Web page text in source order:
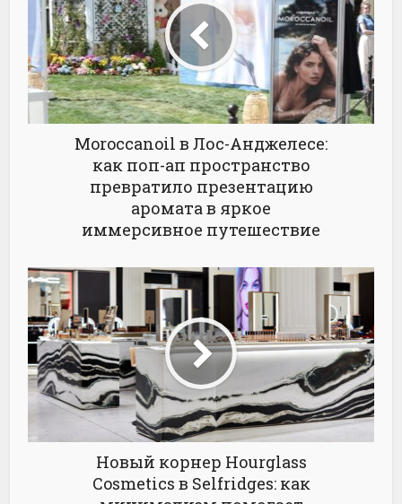
Moroccanoil в Лос-Анджелесе:
как поп-ап пространство
превратило презентацию
аромата в яркое
иммерсивное путешествие
Новый корнер Hourglass
Cosmetics в Selfridges: как